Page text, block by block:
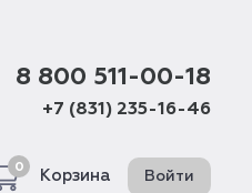
8 800 511-00-18
+7 (831) 235-16-46
0
Корзина Войти